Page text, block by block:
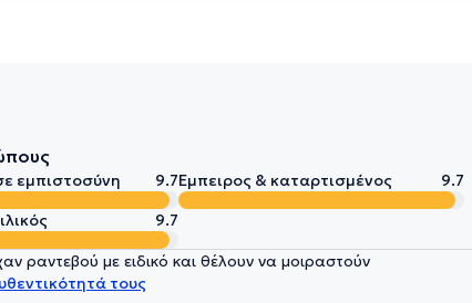
εμπιστοσύνη 9.7Έμπειρος & καταρτισμένος
9.7
9.7
ραντεβού με ειδικό και θέλουν να μοιραστούν
τους